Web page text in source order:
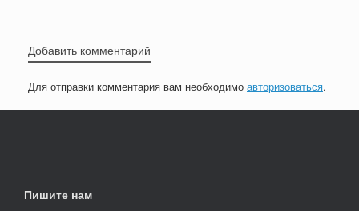
ki
Добавить комментарий
Для отправки комментария вам необходимо авторизоваться.
Пишите нам